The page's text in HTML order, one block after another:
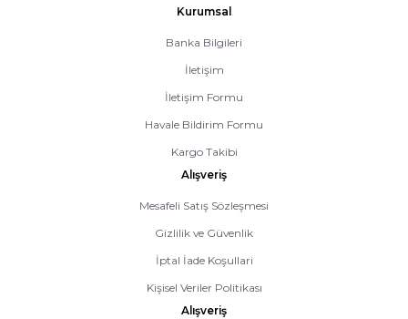
Kurumsal
Banka Bilgileri
İletişim
İletişim Formu
Havale Bildirim Formu
Kargo Takibi
Alışveriş
Mesafeli Satış Sözleşmesi
Gizlilik ve Güvenlik
İptal İade Koşullari
Kişisel Veriler Politikası
Alışveriş